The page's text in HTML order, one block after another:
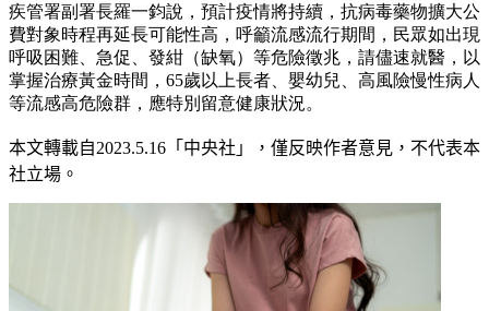
疾管署副署長羅一鈞說，預計疫情將持續，抗病毒藥物擴大公
費對象時程再延長可能性高，呼籲流感流行期間，民眾如出現
呼吸困難、急促、發紺（缺氧）等危險徵兆，請儘速就醫，以
掌握治療黃金時間，65歲以上長者、嬰幼兒、高風險慢性病人
等流感高危險群，應特別留意健康狀況。
本文轉載自2023.5.16 「中央社」
，僅反映作者意見，不代表本
社立場。